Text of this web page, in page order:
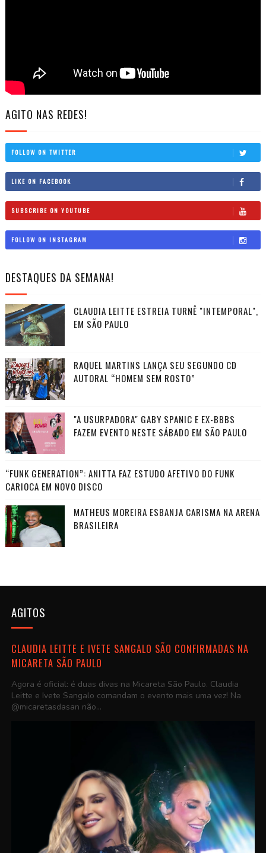
AGITO NAS REDES!
FOLLOW ON TWITTER
LIKE ON FACEBOOK
SUBSCRIBE ON YOUTUBE
FOLLOW ON INSTAGRAM
DESTAQUES DA SEMANA!
CLAUDIA LEITTE ESTREIA TURNÊ "INTEMPORAL",
EM SÃO PAULO
RAQUEL MARTINS LANÇA SEU SEGUNDO CD
AUTORAL “HOMEM SEM ROSTO”
"A USURPADORA" GABY SPANIC E EX-BBBS
FAZEM EVENTO NESTE SÁBADO EM SÃO PAULO
“FUNK GENERATION”: ANITTA FAZ ESTUDO AFETIVO DO FUNK
CARIOCA EM NOVO DISCO
MATHEUS MOREIRA ESBANJA CARISMA NA ARENA
BRASILEIRA
AGITOS
CLAUDIA LEITTE E IVETE SANGALO SÃO CONFIRMADAS NA
MICARETA SÃO PAULO
Agora é oficial: é duas divas na Micareta São Paulo. Claudia
Leitte e Ivete Sangalo comandam o evento mais uma vez! Na
@micaretasdasan não...